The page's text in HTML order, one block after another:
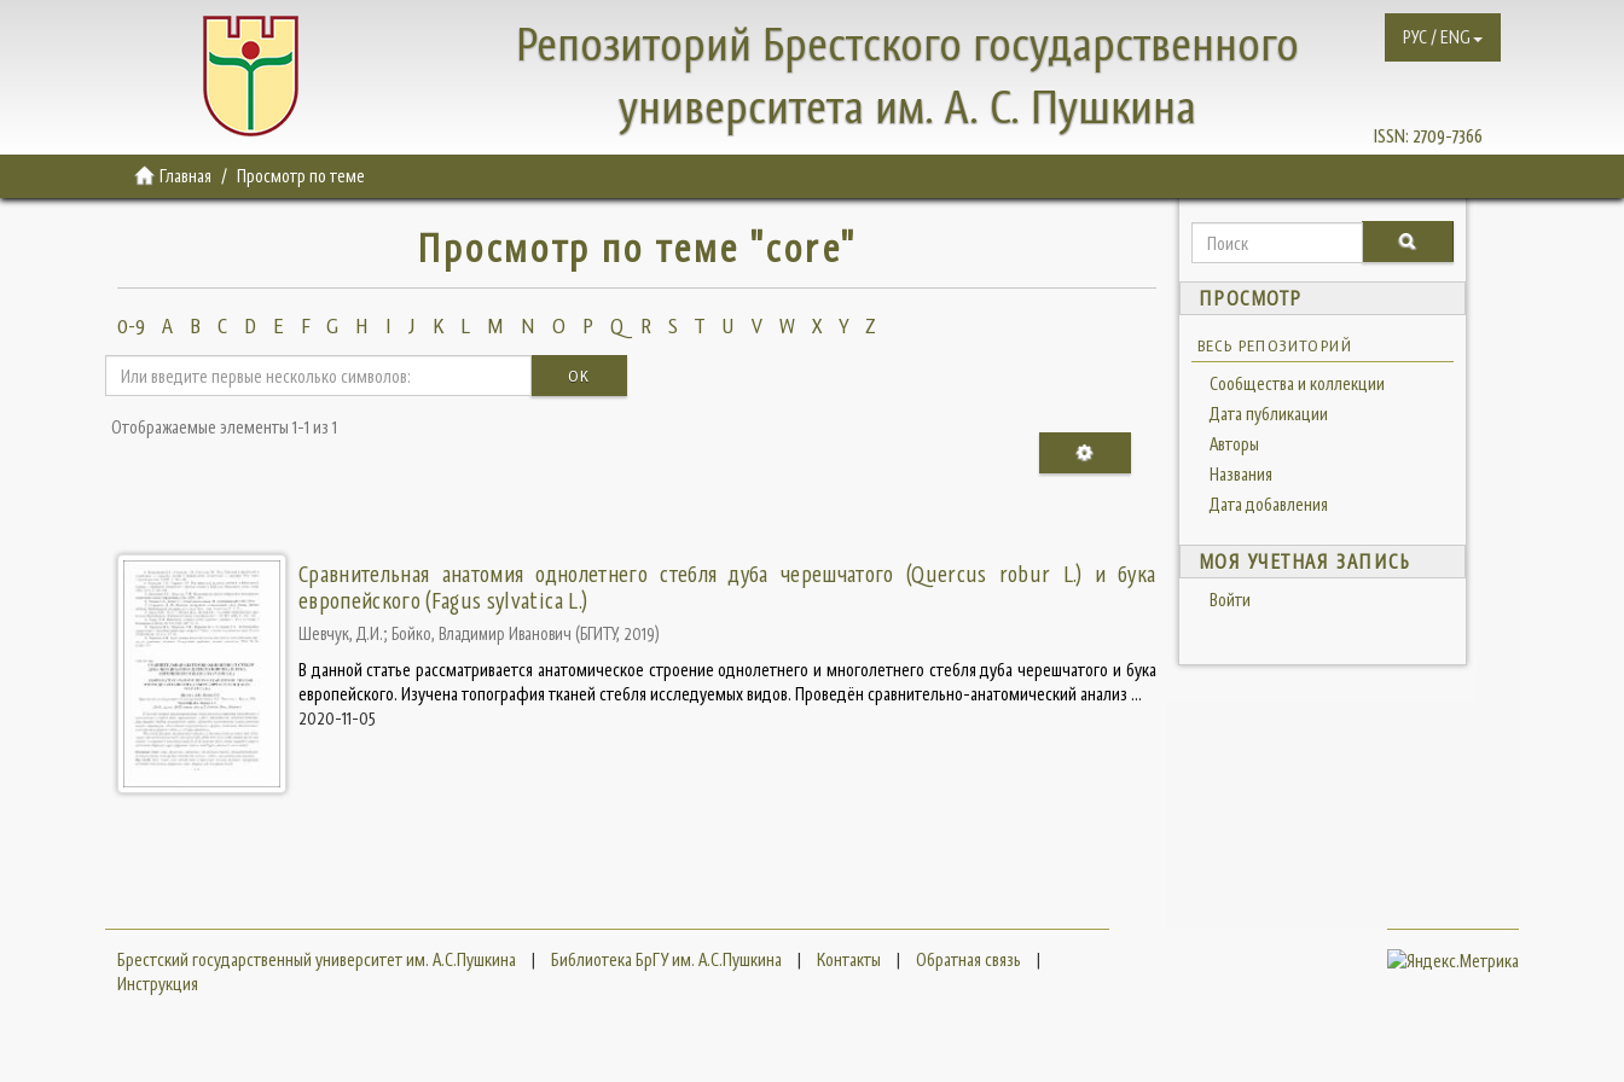
Репозиторий Брестского государственного
университета им. А. С. Пушкина
ISSN: 2709-7366
РУС / ENG
Главная Просмотр по теме
Просмотр по теме "core"
0-9 A B C D E F G H I J K L M N O P Q R S T U V W X Y Z
OK
Отображаемые элементы 1-1 из 1
Сравнительная анатомия однолетнего стебля дуба черешчатого (Quercus robur L.) и бука
европейского (Fagus sylvatica L.)
Шевчук, Д.И.; Бойко, Владимир Иванович (БГИТУ, 2019)
В данной статье рассматривается анатомическое строение однолетнего и многолетнего стебля дуба черешчатого и бука
европейского. Изучена топография тканей стебля исследуемых видов. Проведён сравнительно-анатомический анализ ...
2020-11-05
ПРОСМОТР
ВЕСЬ РЕПОЗИТОРИЙ
Сообщества и коллекции
Дата публикации
Авторы
Названия
Дата добавления
МОЯ УЧЕТНАЯ ЗАПИСЬ
Войти
Брестский государственный университет им. А.С.Пушкина | Библиотека БрГУ им. А.С.Пушкина | Контакты | Обратная связь
|
Инструкция